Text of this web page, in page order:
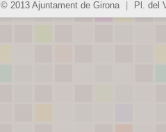
© 2013 Ajuntament de Girona Pl. del